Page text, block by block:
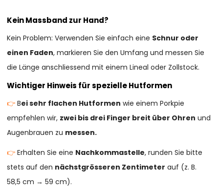
Kein Massband zur Hand?
Kein Problem: Verwenden Sie einfach eine Schnur oder
einen Faden, markieren Sie den Umfang und messen Sie
die Länge anschliessend mit einem Lineal oder Zollstock.
Wichtiger Hinweis für spezielle Hutformen
👉Bei sehr flachen Hutformen wie einem Porkpie
empfehlen wir, zwei bis drei Finger breit über Ohren und
Augenbrauen zu messen.
👉Erhalten Sie eine Nachkommastelle, runden Sie bitte
stets auf den nächstgrösseren Zentimeter auf (z. B.
58,5 cm → 59 cm).